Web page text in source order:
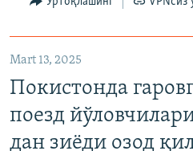
Mart 13, 2025
Покистонда
поезд
дан зиёди озод